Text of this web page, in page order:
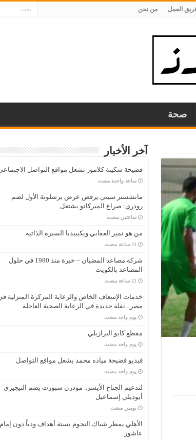
العمل من نحن
صحة
آخر الأخبار
فضيحة سكينة كلامور تشعل مواقع التواصل
‏ساعة واحدة مضت
مانشستر سيتي يرفض عرض برشلونة الأول لضم
رودري: صراع الميركاتو يشتعل
‏ساعتين مضت
من هو نمير العقابي ويكيبيديا السيرة الذاتية
شركة مصاعد المضيان – خبرة منذ 1980 في حلول
المصاعد بالكويت
خدمات الإسعاف الخاص والرعاية المركزة المنزلية
مصر.. نقلة جديدة في الرعاية الصحية العاجلة
‏يوم واحد مضت
مقطع كايو البرازيلي
‏يوم واحد مضت
فيديو فضيحة مياده محمد يشعل مواقع التواصل
‏يوم واحد مضت
لتدعيم الجناح الأيسر.. مودرن سبورت يضم النيجيري
أيوديلي إسماعيل
‏يومين مضت
الأهلي يمطر شباك النجوم بستة أهداف ودياً دون إمام
عاشور